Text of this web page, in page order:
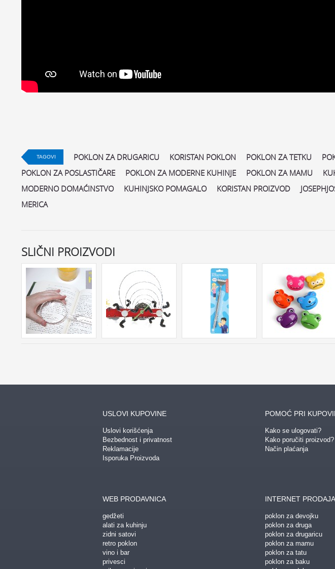
TAGOVI POKLON ZA DRUGARICU KORISTAN POKLON POKLON ZA TETKU
POKLON ZA POSLASTIČARE
POKLON ZA MODERNE KUHINJE POKLON ZA MAMU
MODERNO DOMAĆINSTVO
KUHINJSKO POMAGALO KORISTAN PROIZVOD
MERICA
SLIČNI PROIZVODI
USLOVI KUPOVINE
Uslovi korišćenja
Bezbednost i privatnost
Reklamacije
Isporuka Proizvoda
POMOĆ PRI
Kako se ulogovati?
Kako poručiti proizvod?
Način plaćanja
WEB PRODAVNICA
gedžeti
alati za kuhinju
zidni satovi
retro poklon
vino i bar
privesci
INTERNET PRODAJA
poklon za devojku
poklon za druga
poklon za drugaricu
poklon za mamu
poklon za tatu
poklon za baku